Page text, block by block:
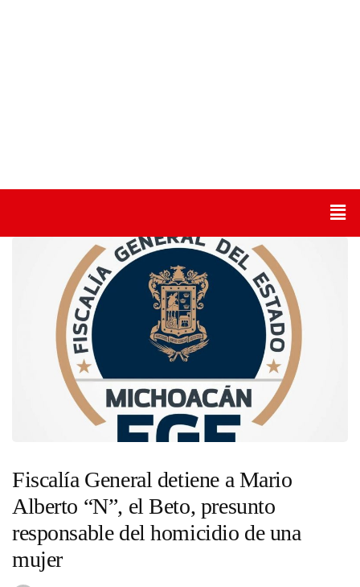
Fiscalía General detiene a Mario
Alberto “N”, el Beto, presunto
responsable del homicidio de una
mujer